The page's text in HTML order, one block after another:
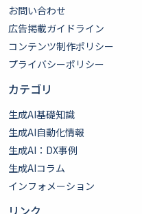
お問い合わせ
広告掲載ガイドライン
コンテンツ制作ポリシー
プライバシーポリシー
カテゴリ
生成AI基礎知識
生成AI自動化情報
生成AI：DX事例
生成AIコラム
インフォメーション
リンク